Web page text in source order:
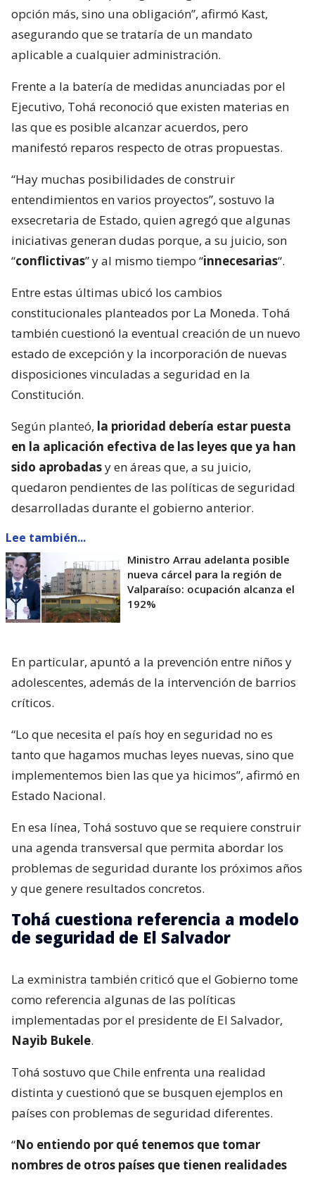
opción más, sino una obligación”, afirmó Kast,
asegurando que se trataría de un mandato
aplicable a cualquier administración.
Frente a la batería de medidas anunciadas por el
Ejecutivo, Tohá reconoció que existen materias en
las que es posible alcanzar acuerdos, pero
manifestó reparos respecto de otras propuestas.
“Hay muchas posibilidades de construir
entendimientos en varios proyectos”, sostuvo la
exsecretaria de Estado, quien agregó que algunas
iniciativas generan dudas porque, a su juicio, son
“conflictivas” y al mismo tiempo “innecesarias“.
Entre estas últimas ubicó los cambios
constitucionales planteados por La Moneda. Tohá
también cuestionó la eventual creación de un nuevo
estado de excepción y la incorporación de nuevas
disposiciones vinculadas a seguridad en la
Constitución.
Según planteó, la prioridad debería estar puesta
en la aplicación efectiva de las leyes que ya han
sido aprobadasy en áreas que, a su juicio,
quedaron pendientes de las políticas de seguridad
desarrolladas durante el gobierno anterior.
Lee también...
Ministro Arrau adelanta posible
nueva cárcel para la región de
Valparaíso: ocupación alcanza el
192%
En particular, apuntó a la prevención entre niños y
adolescentes, además de la intervención de barrios
críticos.
“Lo que necesita el país hoy en seguridad no es
tanto que hagamos muchas leyes nuevas, sino que
implementemos bien las que ya hicimos”, afirmó en
Estado Nacional.
En esa línea, Tohá sostuvo que se requiere construir
una agenda transversal que permita abordar los
problemas de seguridad durante los próximos años
y que genere resultados concretos.
Tohá cuestiona referencia a modelo
de seguridad de El Salvador
La exministra también criticó que el Gobierno tome
como referencia algunas de las políticas
implementadas por el presidente de El Salvador,
Nayib Bukele.
Tohá sostuvo que Chile enfrenta una realidad
distinta y cuestionó que se busquen ejemplos en
países con problemas de seguridad diferentes.
“No entiendo por qué tenemos que tomar
nombres de otros países que tienen realidades